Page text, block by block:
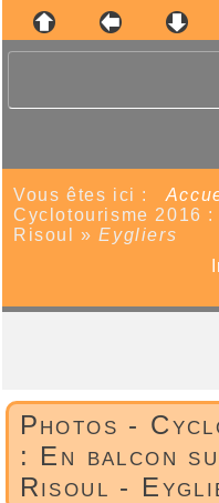
Vous êtes ici :
Cyclotourisme 2016
Risoul
»Eygliers
Photos -
: En balcon
Risoul -